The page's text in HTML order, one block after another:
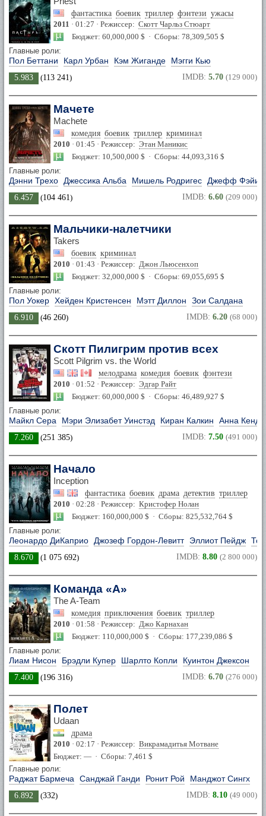
фантастика боевик триллер фэнтези ужасы
2011 · 01:27 · Режиссер: Скотт Чарльз Стюарт
Бюджет: 60,000,000 $ · Сборы: 78,309,505 $
Главные роли:
Пол Беттани Карл Урбан Кэм Жиганде Мэгги Кью
5.983 (113 241) IMDB: 5.70 (129 000)
Мачете
Machete
комедия боевик триллер криминал
2010 · 01:45 · Режиссер: Этан Маникис
Бюджет: 10,500,000 $ · Сборы: 44,093,316 $
Главные роли:
Дэнни Трехо Джессика Альба Мишель Родригес Джефф Фэйи
6.457 (104 461) IMDB: 6.60 (209 000)
Мальчики-налетчики
Takers
боевик криминал
2010 · 01:43 · Режиссер: Джон Льюсенхоп
Бюджет: 32,000,000 $ · Сборы: 69,055,695 $
Главные роли:
Пол Уокер Хейден Кристенсен Мэтт Диллон Зои Салдана
6.910 (46 260) IMDB: 6.20 (68 000)
Скотт Пилигрим против всех
Scott Pilgrim vs. the World
мелодрама комедия боевик фэнтези
2010 · 01:52 · Режиссер: Эдгар Райт
Бюджет: 60,000,000 $ · Сборы: 46,489,927 $
Главные роли:
Майкл Сера Мэри Элизабет Уинстэд Киран Калкин Анна
7.260 (251 385) IMDB: 7.50 (491 000)
Начало
Inception
фантастика боевик драма детектив триллер
2010 · 02:28 · Режиссер: Кристофер Нолан
Бюджет: 160,000,000 $ · Сборы: 825,532,764 $
Главные роли:
Леонардо ДиКаприо Джозеф Гордон-Левитт Эллиот Пейдж
8.670 (1 075 692) IMDB: 8.80 (2 800 000)
Команда «А»
The A-Team
комедия приключения боевик триллер
2010 · 01:58 · Режиссер: Джо Карнахан
Бюджет: 110,000,000 $ · Сборы: 177,239,086 $
Главные роли:
Лиам Нисон Брэдли Купер Шарлто Копли Куинтон Джексон
7.400 (196 316) IMDB: 6.70 (276 000)
Полет
Udaan
драма
2010 · 02:17 · Режиссер: Викрамадитья Мотване
Бюджет: — · Сборы: 7,461 $
Главные роли:
Раджат Бармеча Санджай Ганди Ронит Рой Манджот Сингх
6.892 (332) IMDB: 8.10 (49 000)